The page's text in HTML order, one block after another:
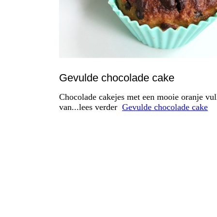
Gevulde chocolade cake
Chocolade cakejes met een mooie oranje
van...lees verder Gevulde chocolade cake